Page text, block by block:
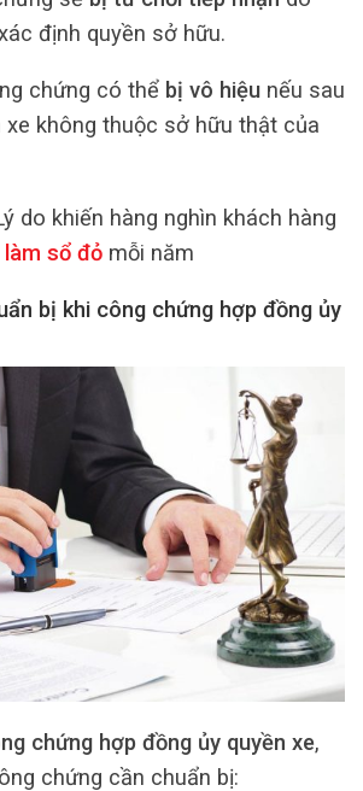
định quyền sở hữu.
chứng có thể bị vô hiệunếu sau
xe không thuộc sở hữu thật của
do khiến hàng nghìn khách hàng
làm sổ đỏ mỗi năm
bị khi công chứng hợp đồng ủy
chứng hợp đồng ủy quyền xe,
chứng cần chuẩn bị: